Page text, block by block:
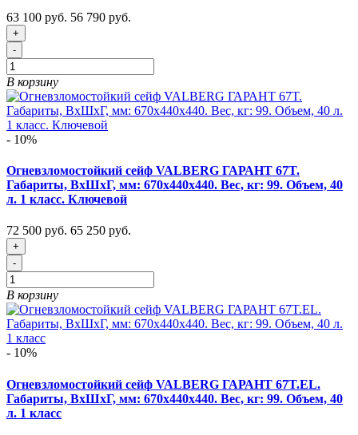
63 100 руб. 56 790 руб.
+
-
В корзину
- 10%
Огневзломостойкий сейф VALBERG ГАРАНТ 67T.
Габариты, ВxШxГ, мм: 670х440х440. Вес, кг: 99. Объем, 40
л. 1 класс. Ключевой
72 500 руб. 65 250 руб.
+
-
В корзину
- 10%
Огневзломостойкий сейф VALBERG ГАРАНТ 67T.EL.
Габариты, ВxШxГ, мм: 670х440х440. Вес, кг: 99. Объем, 40
л. 1 класс